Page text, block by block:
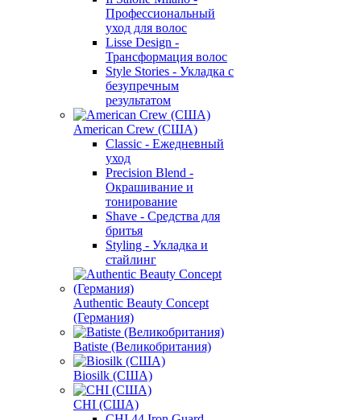
Профессиональный
уход для волос
Lisse Design -
Трансформация волос
Style Stories - Укладка с
безупречным
результатом
American Crew (США)
Classic - Ежедневный
уход
Precision Blend -
Окрашивание и
тонирование
Shave - Средства для
бритья
Styling - Укладка и
стайлинг
Authentic Beauty Concept
(Германия)
Batiste (Великобритания)
Biosilk (США)
CHI (США)